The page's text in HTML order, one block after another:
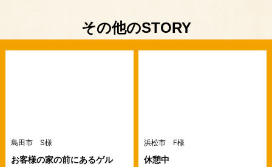
その他のSTORY
島田市 S様
お客様の家の前にあるゲル
浜松市 F様
休憩中